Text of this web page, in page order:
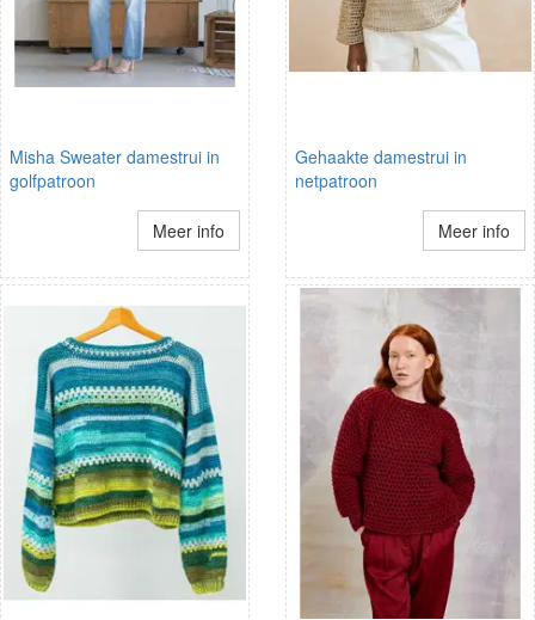
Misha Sweater damestrui in
golfpatroon
Meer info
Gehaakte damestrui in
netpatroon
Meer info